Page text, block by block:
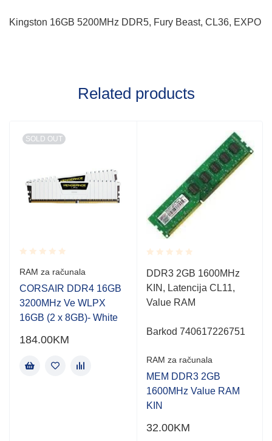
Kingston 16GB 5200MHz DDR5, Fury Beast, CL36, EXPO
Related products
SOLD OUT
Rated
0.001
out
of
5
RAM za računala
CORSAIR DDR4 16GB
3200MHz Ve WLPX
16GB (2 x 8GB)- White
184.00KM
Rated
0.001
out
of
5
DDR3 2GB 1600MHz
KIN, Latencija CL11,
Value RAM
Barkod 740617226751
RAM za računala
MEM DDR3 2GB
1600MHz Value RAM
KIN
32.00KM